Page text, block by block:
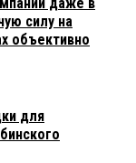
силу на
объективно
для